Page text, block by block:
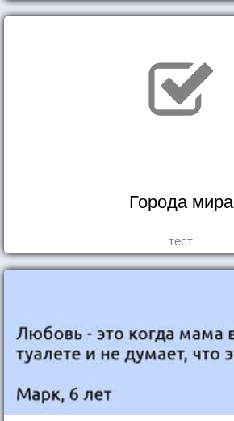
Города мира
тест